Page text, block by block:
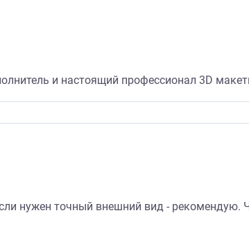
и настоящий профессионал 3D
нужен точный внешний вид - рекомендую.